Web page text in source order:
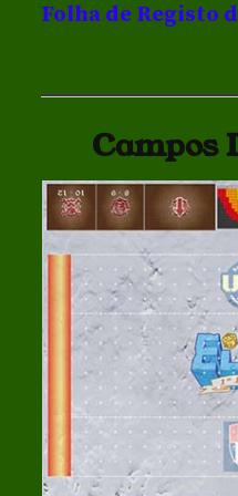
Folha de Registo
Campos